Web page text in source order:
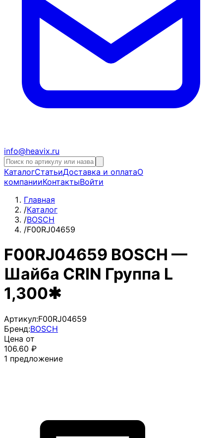
info@heavix.ru
КаталогСтатьиДоставка и оплатаО
компанииКонтактыВойти
Главная
/Каталог
/BOSCH
/F00RJ04659
F00RJ04659 BOSCH —
Шайба CRIN Группа L
1,300✱
Артикул:F00RJ04659
Бренд:BOSCH
Цена от
106.60 ₽
1 предложение